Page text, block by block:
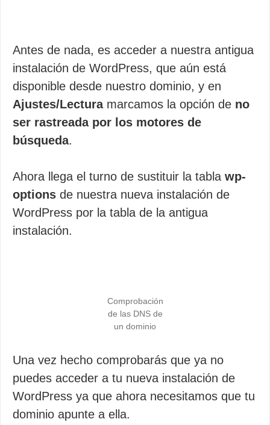
Antes de nada, es acceder a nuestra antigua
instalación de WordPress, que aún está
disponible desde nuestro dominio, y en
Ajustes/Lecturamarcamos la opción de no
ser rastreada por los motores de
búsqueda.
Ahora llega el turno de sustituir la tabla wp-
options de nuestra nueva instalación de
WordPress por la tabla de la antigua
instalación.
Comprobación
de las DNS de
un dominio
Una vez hecho comprobarás que ya no
puedes acceder a tu nueva instalación de
WordPress ya que ahora necesitamos que tu
dominio apunte a ella.